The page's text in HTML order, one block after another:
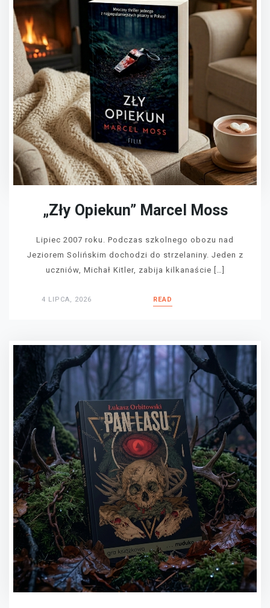
„Zły Opiekun” Marcel Moss
Lipiec 2007 roku. Podczas szkolnego obozu nad
Jeziorem Solińskim dochodzi do strzelaniny. Jeden z
uczniów, Michał Kitler, zabija kilkanaście […]
4 LIPCA, 2026 READ